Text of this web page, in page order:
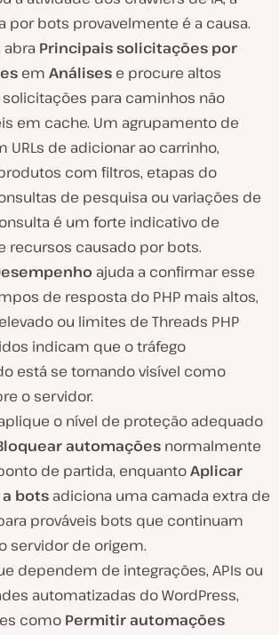
por bots provavelmente é a causa.
abra Principais solicitações por
em Análises e procure altos
para caminhos não
em cache. Um agrupamento de
URLs de adicionar ao carrinho,
com filtros, etapas do
de pesquisa ou variações de
é um forte indicativo de
recursos causado por bots.
ajuda a confirmar esse
de resposta do PHP mais altos,
ou limites de Threads PHP
indicam que o tráfego
está se tornando visível como
o servidor.
o nível de proteção adequado
automações normalmente
de partida, enquantoAplicar
bots adiciona uma camada extra de
prováveis bots que continuam
servidor de origem.
dependem de integrações, APIs ou
automatizadas do WordPress,
como Permitir automações